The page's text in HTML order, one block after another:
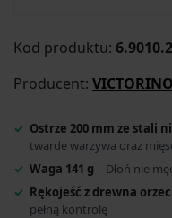
Kod produktu:
Producent:
Ostrze 200 mm ze stali
twarde warzywa oraz
Waga 141 g – Dłoń nie
Rękojeść z drewna
pełną kontrolę